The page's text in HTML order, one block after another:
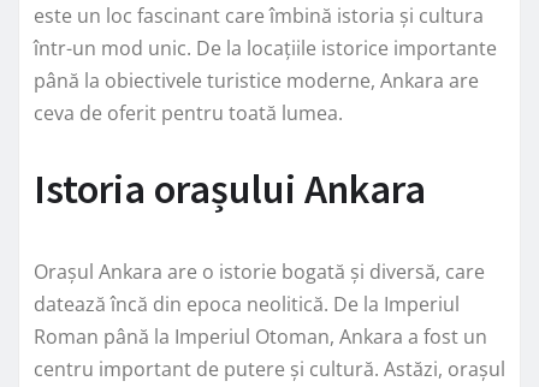
este un loc fascinant care îmbină istoria și cultura
într-un mod unic. De la locațiile istorice importante
până la obiectivele turistice moderne, Ankara are
ceva de oferit pentru toată lumea.
Istoria orașului Ankara
Orașul Ankara are o istorie bogată și diversă, care
datează încă din epoca neolitică. De la Imperiul
Roman până la Imperiul Otoman, Ankara a fost un
centru important de putere și cultură. Astăzi, orașul